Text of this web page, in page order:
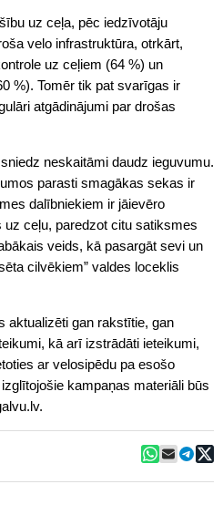
uz ceļa, pēc iedzīvotāju
velo infrastruktūra, otrkārt,
uz ceļiem (64 %) un
%). Tomēr tik pat svarīgas ir
atgādinājumi par drošas
neskaitāmi daudz ieguvumu.
parasti smagākas sekas ir
dalībniekiem ir jāievēro
ceļu, paredzot citu satiksmes
veids, kā pasargāt sevi un
cilvēkiem” valdes loceklis
aktualizēti gan rakstītie, gan
kā arī izstrādāti ieteikumi,
ar velosipēdu pa esošo
kampaņas materiāli būs